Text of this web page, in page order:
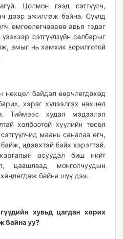
Цолмон гээд сэтгүүлч,
дээр ажиллаж байна. Сүүлд
өмгөөлөгчөөрөө авья гэдэг
сэтгүүлзүйн салбарыг
амыг нь хамхих зорилготой
нөхцөл байдал өөрчлөгдөхөд
хэрэг хүлээлгэх нөхцөл
Тиймээс худал мэдээлэл
холбоотой хуулийн төсөл
маань саналаа өгч,
идэвхтэй байх хэрэгтэй.
асуудал биш нийт
цаашлаад монголчуудын
байна шүү дээ.
хувьд цагдан хорих
байна уу?